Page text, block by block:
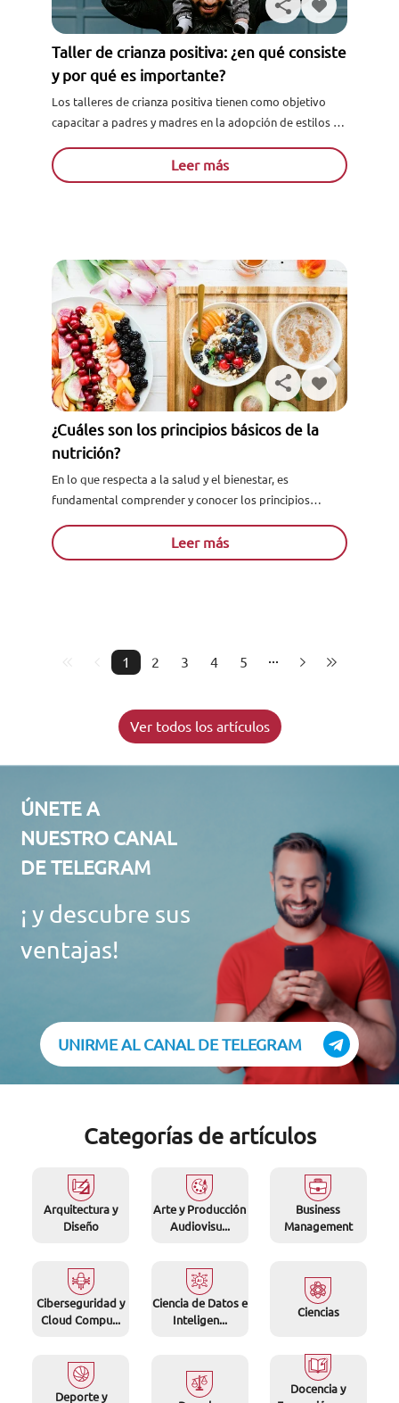
Taller de crianza positiva: ¿en qué consiste
y por qué es importante?
Los talleres de crianza positiva tienen como objetivo
capacitar a padres y madres en la adopción de estilos de
comprensión de las necesidades emoci...
Leer más
¿Cuáles son los principios básicos de la
nutrición?
En lo que respecta a la salud y el bienestar, es
fundamental comprender y conocer los principios
de las personas y juegan un papel fund...
Leer más
1 2 3 4 5
Ver todos los artículos
ÚNETE A
NUESTRO CANAL
DE TELEGRAM
¡ y descubre sus
ventajas!
UNIRME AL CANAL DE TELEGRAM
Categorías de artículos
Arquitectura y
Diseño
Arte y Producción
Audiovisu...
Business
Management
Ciberseguridad y
Cloud Compu...
Ciencia de Datos e
Inteligen...
Ciencias
Deporte y
Docencia y